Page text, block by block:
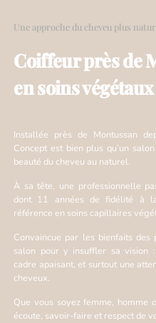
Une approche du cheveu plus
Coiffeur près de
en soins végétaux
Installée près de Montussan
Concept est bien plus qu’un
beauté du cheveu au naturel.
À sa tête, une professionnelle
dont 11 années de fidélité à
référence en soins capillaires
Convaincue par les bienfaits
salon pour y insuffler sa vision
cadre apaisant, et surtout une
cheveux.
Que vous soyez femme, homme
écoute, savoir-faire et respect de